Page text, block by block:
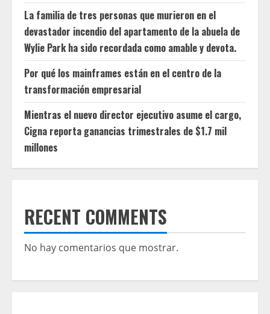
La familia de tres personas que murieron en el
devastador incendio del apartamento de la abuela de
Wylie Park ha sido recordada como amable y devota.
Por qué los mainframes están en el centro de la
transformación empresarial
Mientras el nuevo director ejecutivo asume el cargo,
Cigna reporta ganancias trimestrales de $1.7 mil
millones
RECENT COMMENTS
No hay comentarios que mostrar.